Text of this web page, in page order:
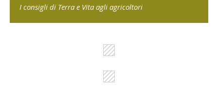
I consigli di Terra e Vita agli agricoltori